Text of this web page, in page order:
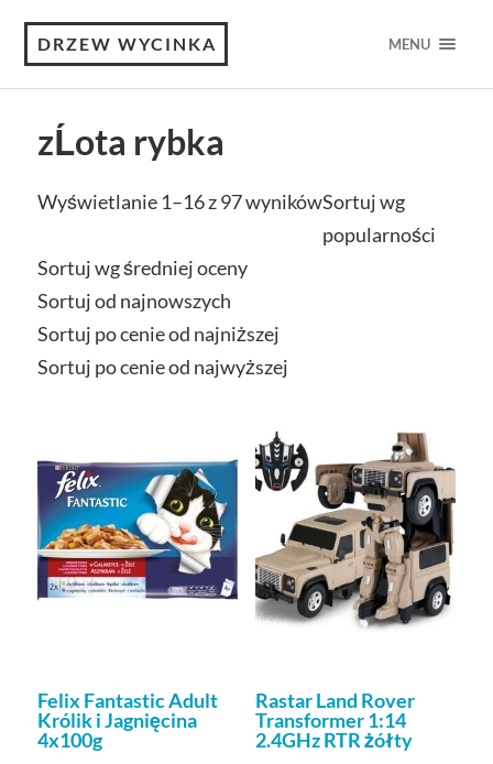
DRZEW WYCINKA MENU
zĹota rybka
Wyświetlanie 1–16 z 97 wynikówSortuj wg
popularności
Sortuj wg średniej oceny
Sortuj od najnowszych
Sortuj po cenie od najniższej
Sortuj po cenie od najwyższej
Felix Fantastic Adult
Królik i Jagnięcina
4x100g
Rastar Land Rover
Transformer 1:14
2.4GHz RTR żółty